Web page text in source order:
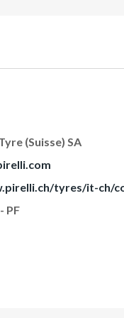
(Suisse) SA
tyres/it-ch/
PF